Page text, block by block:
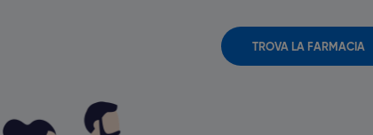
TROVA LA FARMACIA